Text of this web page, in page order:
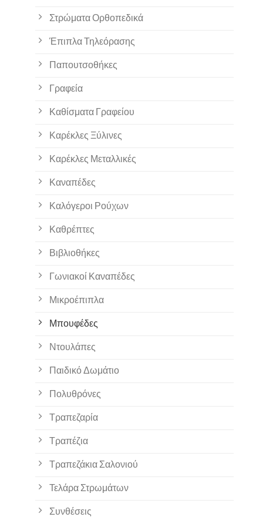
Στρώματα Ορθοπεδικά
Έπιπλα Τηλεόρασης
Παπουτσοθήκες
Γραφεία
Καθίσματα Γραφείου
Καρέκλες Ξύλινες
Καρέκλες Μεταλλικές
Καναπέδες
Καλόγεροι Ρούχων
Καθρέπτες
Βιβλιοθήκες
Γωνιακοί Καναπέδες
Μικροέπιπλα
Μπουφέδες
Ντουλάπες
Παιδικό Δωμάτιο
Πολυθρόνες
Τραπεζαρία
Τραπέζια
Τραπεζάκια Σαλονιού
Τελάρα Στρωμάτων
Συνθέσεις